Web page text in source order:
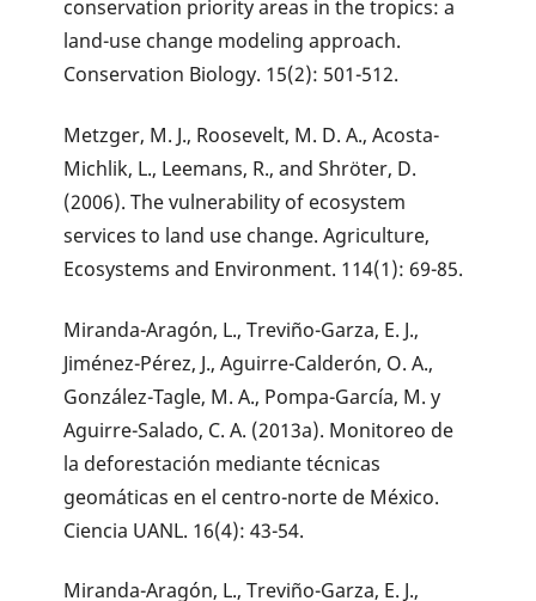
conservation priority areas in the tropics: a
land-use change modeling approach.
Conservation Biology. 15(2): 501-512.
Metzger, M. J., Roosevelt, M. D. A., Acosta-
Michlik, L., Leemans, R., and Shröter, D.
(2006). The vulnerability of ecosystem
services to land use change. Agriculture,
Ecosystems and Environment. 114(1): 69-85.
Miranda-Aragón, L., Treviño-Garza, E. J.,
Jiménez-Pérez, J., Aguirre-Calderón, O. A.,
González-Tagle, M. A., Pompa-García, M. y
Aguirre-Salado, C. A. (2013a). Monitoreo de
la deforestación mediante técnicas
geomáticas en el centro-norte de México.
Ciencia UANL. 16(4): 43-54.
Miranda-Aragón, L., Treviño-Garza, E. J.,